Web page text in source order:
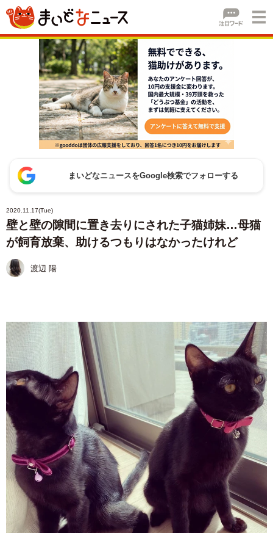
まいどなニュースをGoogle検索でフォローする
2020.11.17(Tue)
壁と壁の隙間に置き去りにされた子猫姉妹…母猫
が飼育放棄、助けるつもりはなかったけれど
渡辺 陽